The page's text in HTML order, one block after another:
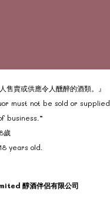
售賣或供應令人醺醉的酒類。』
must not be sold or supplied
business.”
歲
years old.
醇酒伴侶有限公司